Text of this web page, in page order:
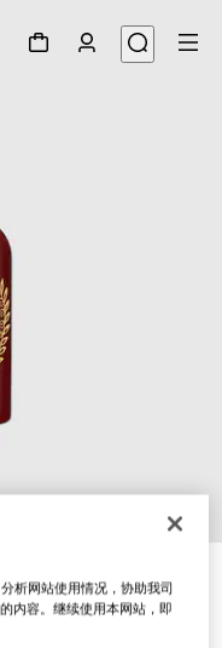
析网站使用情况，协助我司
内容。继续使用本网站，即